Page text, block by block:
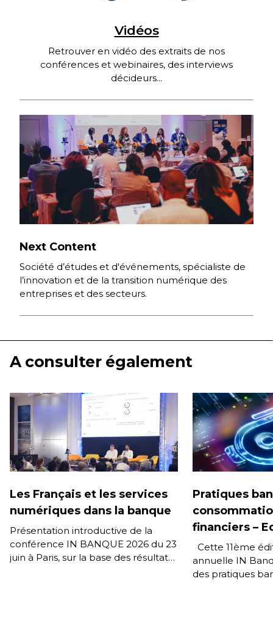
Vidéos
Retrouver en vidéo des extraits de nos
conférences et webinaires, des interviews
décideurs...
Next Content
Société d’études et d'événements, spécialiste de
l’innovation et de la transition numérique des
entreprises et des secteurs.
A consulter également
Les Français et les services
numériques dans la banque
Présentation introductive de la
conférence IN BANQUE 2026 du 23
juin à Paris, sur la base des résultats
Pratiques
financiers –
Cette 11ème
annuelle IN
des pratiques